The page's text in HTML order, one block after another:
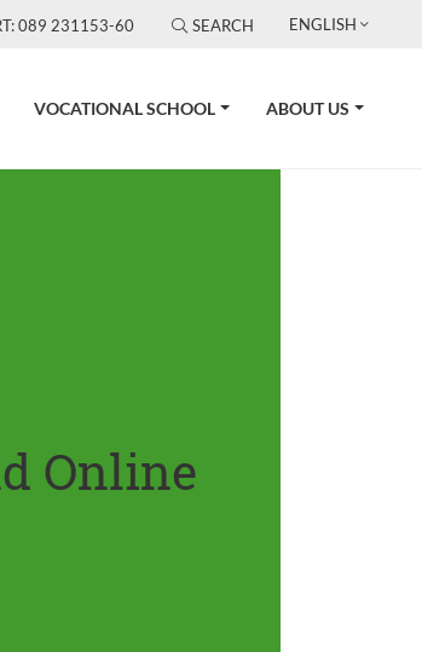
089 231153-60 SEARCH ENGLISH
VOCATIONAL SCHOOL ABOUT US
Online